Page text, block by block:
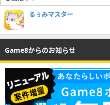
るぅみマスター
Game8からのお知らせ